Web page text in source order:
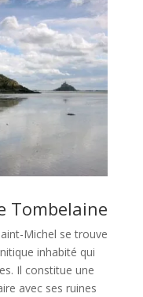
Tombelaine
Michel se trouve
inhabité qui
Il constitue une
avec ses ruines